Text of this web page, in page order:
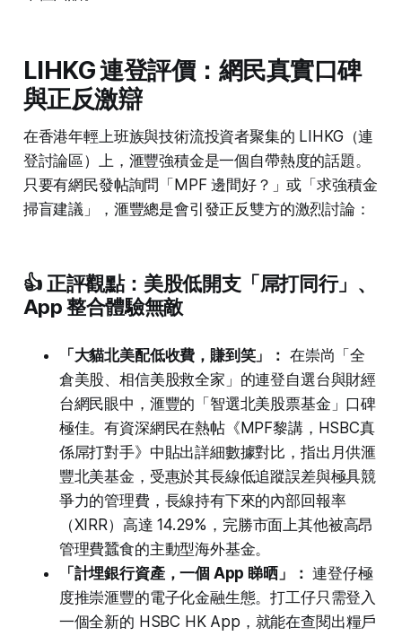
LIHKG 連登評價：網民真實口碑
與正反激辯
在香港年輕上班族與技術流投資者聚集的 LIHKG（連
登討論區）上，滙豐強積金是一個自帶熱度的話題。
只要有網民發帖詢問「MPF 邊間好？」或「求強積金
掃盲建議」，滙豐總是會引發正反雙方的激烈討論：
👍 正評觀點：美股低開支「屌打同行」、
App 整合體驗無敵
「大貓北美配低收費，賺到笑」： 在崇尚「全
倉美股、相信美股救全家」的連登自選台與財經
台網民眼中，滙豐的「智選北美股票基金」口碑
極佳。有資深網民在熱帖《MPF黎講，HSBC真
係屌打對手》中貼出詳細數據對比，指出月供滙
豐北美基金，受惠於其長線低追蹤誤差與極具競
爭力的管理費，長線持有下來的內部回報率
（XIRR）高達 14.29%，完勝市面上其他被高昂
管理費蠶食的主動型海外基金。
「計埋銀行資產，一個 App 睇晒」： 連登仔極
度推崇滙豐的電子化金融生態。打工仔只需登入
一個全新的 HSBC HK App，就能在查閱出糧戶